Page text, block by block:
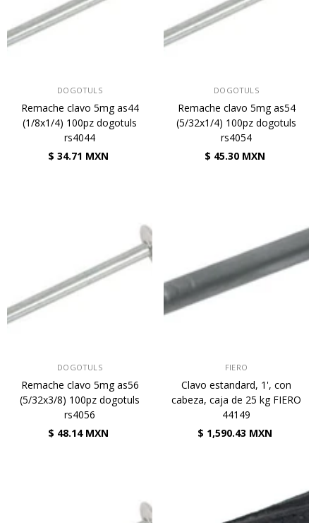
DOGOTULS
Remache clavo 5mg as44
(1/8x1/4) 100pz dogotuls
rs4044
$ 34.71 MXN
DOGOTULS
Remache clavo 5mg as54
(5/32x1/4) 100pz dogotuls
rs4054
$ 45.30 MXN
DOGOTULS
Remache clavo 5mg as56
(5/32x3/8) 100pz dogotuls
rs4056
$ 48.14 MXN
FIERO
Clavo estandard, 1', con
cabeza, caja de 25 kg FIERO
44149
$ 1,590.43 MXN